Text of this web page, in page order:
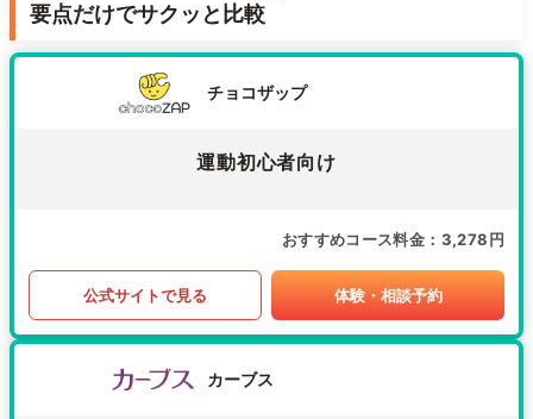
要点だけでサクッと比較
チョコザップ
運動初心者向け
おすすめコース料金 3,278円
公式サイトで見る 体験・相談予約
カーブス